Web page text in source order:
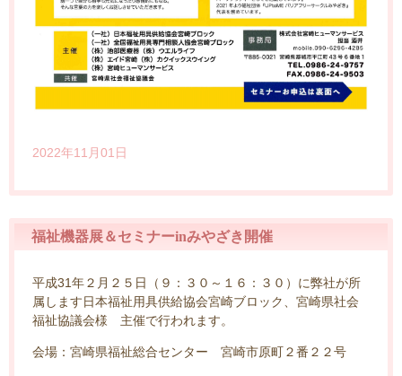
2022年11月01日
福祉機器展＆セミナーinみやざき開催
平成31年２月２５日（９：３０～１６：３０）に弊社が所
属します日本福祉用具供給協会宮崎ブロック、宮崎県社会
福祉協議会様 主催で行われます。
会場：宮崎県福祉総合センター 宮崎市原町２番２２号